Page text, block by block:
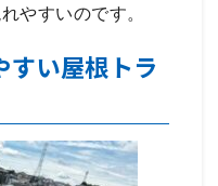
やすいのです。
すい屋根トラ